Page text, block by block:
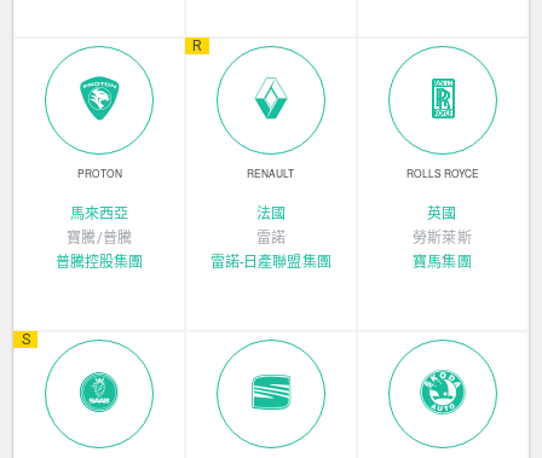
PROTON
馬來西亞
寶騰/普騰
普騰控股集團
R
RENAULT
法國
雷諾
雷諾-日產聯盟集團
ROLLS ROYCE
英國
勞斯萊斯
寶馬集團
S